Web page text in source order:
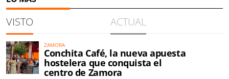
VISTO ACTUAL
ZAMORA
Conchita Café, la nueva apuesta
hostelera que conquista el
centro de Zamora